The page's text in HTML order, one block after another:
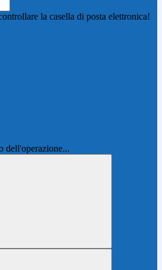
la casella di posta elettronica!
dell'operazione...